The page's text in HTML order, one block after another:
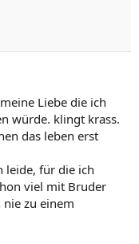
Liebe die ich
würde. klingt krass.
das leben erst
leide, für die ich
viel mit Bruder
zu einem